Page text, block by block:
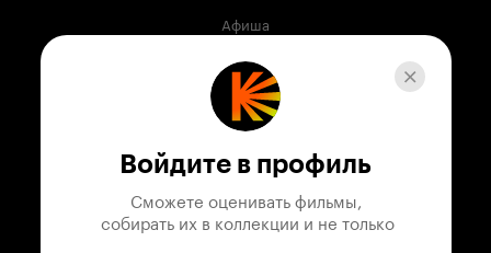
Афиша
Музыка
Телепрограмма
Служба поддержки
Войдите в профиль
Сможете оценивать фильмы,
собирать их в коллекции и не только